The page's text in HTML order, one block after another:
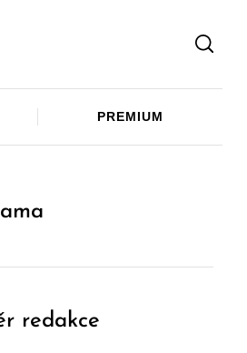
PREMIUM
redakce